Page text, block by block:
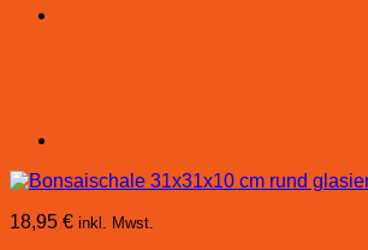
18,95 € inkl. Mwst.